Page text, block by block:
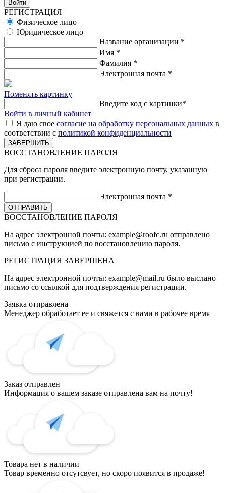
РЕГИСТРАЦИЯ
Физическое лицо
Юридическое лицо
Название организации *
Имя *
Фамилия *
Электронная почта *
Поменять картинку
Введите код с картинки*
Войти в личный кабинет
Я даю свое согласие на обработку персональных данных в
соответствии с политикой конфиденциальности
ВОССТАНОВЛЕНИЕ ПАРОЛЯ
Для сброса пароля введите электронную почту, указанную
при регистрации.
Электронная почта *
ВОССТАНОВЛЕНИЕ ПАРОЛЯ
На адрес электронной почты: example@roofc.ru отправлено
письмо с инструкцией по восстановлению пароля.
РЕГИСТРАЦИЯ ЗАВЕРШЕНА
На адрес электронной почты: example@mail.ru было выслано
письмо со ссылкой для подтверждения регистрации.
Заявка отправлена
Менеджер обработает ее и свяжется с вами в рабочее время
Заказ отправлен
Информация о вашем заказе отправлена вам на почту!
Товара нет в наличии
Товар временно отсутсвует, но скоро появится в продаже!